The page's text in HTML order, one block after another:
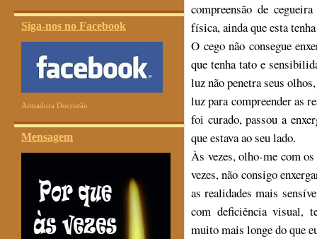
Siga-nos no Facebook
Armadura Docristão
Mensagem
compreensão de
física, ainda que esta
O cego não consegue
que tenha tato e
luz não penetra seus
luz para compreender as
foi curado, passou a
que estava ao seu lado.
Às vezes, olho-me com
vezes, não consigo
as realidades mais
com deficiência visual,
muito mais longe do que